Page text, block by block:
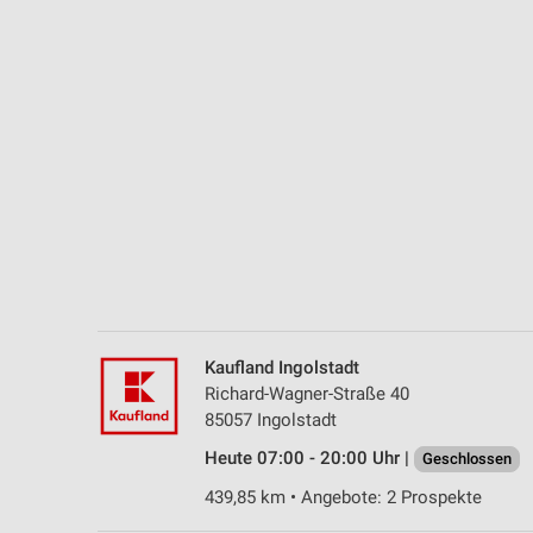
Kaufland Ingolstadt
Richard-Wagner-Straße 40
85057 Ingolstadt
Heute 07:00 - 20:00 Uhr |
Geschlossen
439,85 km • Angebote: 2 Prospekte
Performance